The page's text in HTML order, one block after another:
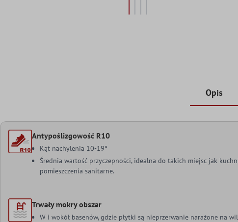
Opis
Antypoślizgowość R10
Kąt nachylenia 10-19°
Średnia wartość przyczepności, idealna do takich miejsc jak
pomieszczenia sanitarne.
Trwały mokry obszar
W i wokół basenów, gdzie płytki są nieprzerwanie narażone na